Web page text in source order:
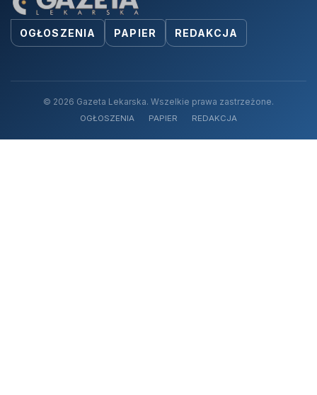
OGŁOSZENIA PAPIER REDAKCJA
© 2026 Gazeta Lekarska. Wszelkie prawa zastrzeżone.
OGŁOSZENIA PAPIER REDAKCJA